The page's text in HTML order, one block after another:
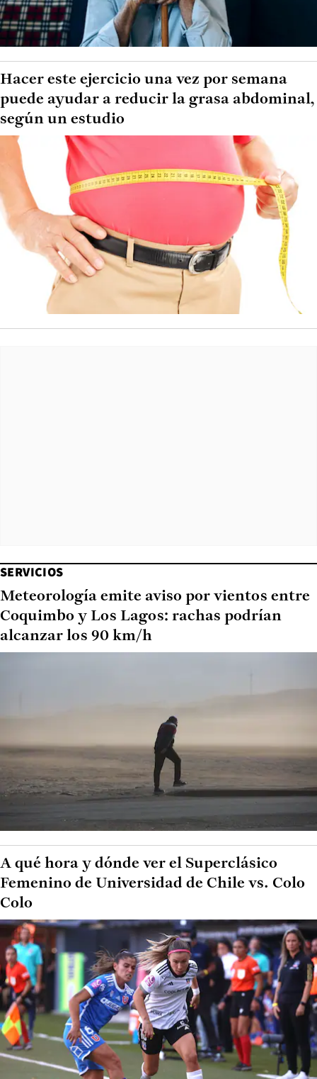
Hacer este ejercicio una vez por semana
puede ayudar a reducir la grasa abdominal,
según un estudio
SERVICIOS
Meteorología emite aviso por vientos entre
Coquimbo y Los Lagos: rachas podrían
alcanzar los 90 km/h
A qué hora y dónde ver el Superclásico
Femenino de Universidad de Chile vs. Colo
Colo